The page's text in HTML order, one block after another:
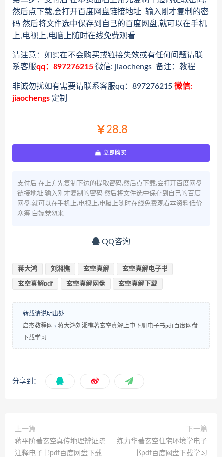
然后点下载,会打开百度网盘链接地址 输入刚才复制的密
码 然后将文件选中保存到自己的百度网盘,就可以在手机
上,电视上,电脑上随时在线免费观看
请注意：如实在不会购买或链接失效或有任何问题请联
系客服qq：897276215 微信: jiaochengs 备注：教程
非诚勿扰如有需要请联系客服qq：897276215 微信:
jiaochengs 定制
￥28.8
立即购买
支付后 在上方先复制下边的提取密码,然后点下载,会打开百度网盘
链接地址 输入刚才复制的密码 然后将文件选中保存到自己的百度
网盘,就可以在手机上,电视上,电脑上随时在线免费观看本资料低价
众筹 白嫖党勿来
QQ咨询
蒋大鸿 刘湘樵 玄空真解 玄空真解电子书
玄空真解pdf 玄空真解网盘 玄空真解下载
转载请说明出处
启杰教程网 » 蒋大鸿刘湘樵著玄空真解上中下册电子书pdf百度网盘
下载学习
分享到：
上一篇
蒋平阶著玄空真传地理辨证疏
注释电子书pdf百度网盘下载
下一篇
练力华著玄空住宅环境学电子
书pdf百度网盘下载学习